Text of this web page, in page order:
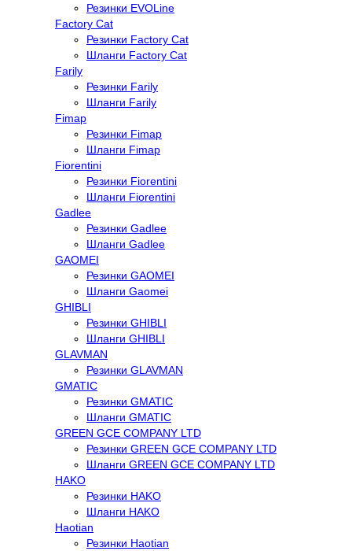
Резинки EVOLine
Factory Cat
Резинки Factory Cat
Шланги Factory Cat
Farily
Резинки Farily
Шланги Farily
Fimap
Резинки Fimap
Шланги Fimap
Fiorentini
Резинки Fiorentini
Шланги Fiorentini
Gadlee
Резинки Gadlee
Шланги Gadlee
GAOMEI
Резинки GAOMEI
Шланги Gaomei
GHIBLI
Резинки GHIBLI
Шланги GHIBLI
GLAVMAN
Резинки GLAVMAN
GMATIC
Резинки GMATIC
Шланги GMATIC
GREEN GCE COMPANY LTD
Резинки GREEN GCE COMPANY LTD
Шланги GREEN GCE COMPANY LTD
HAKO
Резинки HAKO
Шланги HAKO
Haotian
Резинки Haotian